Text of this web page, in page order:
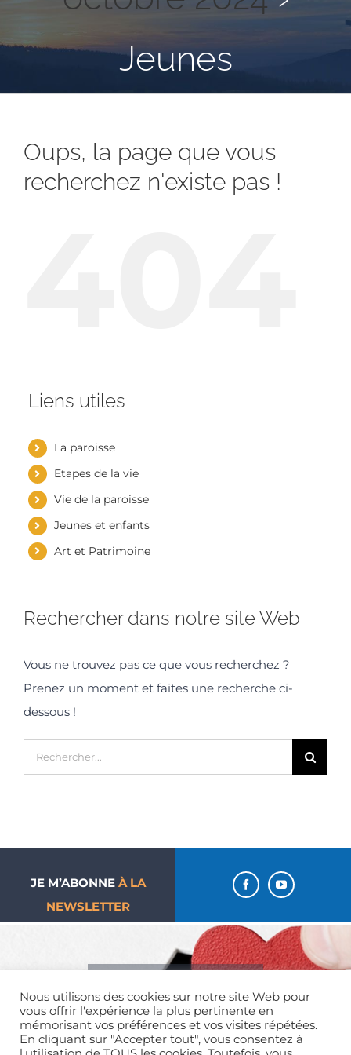
Jeunes
Oups, la page que vous
recherchez n'existe pas !
Liens utiles
La paroisse
Etapes de la vie
Vie de la paroisse
Jeunes et enfants
Art et Patrimoine
Rechercher dans notre site Web
Vous ne trouvez pas ce que vous recherchez ?
Prenez un moment et faites une recherche ci-
dessous !
Rechercher:
JE M’ABONNE À LA
NEWSLETTER
donne !
Nous utilisons des cookies sur notre site Web pour
vous offrir l'expérience la plus pertinente en
mémorisant vos préférences et vos visites répétées.
En cliquant sur "Accepter tout", vous consentez à